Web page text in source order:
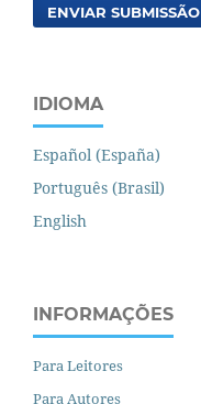
ENVIAR SUBMISSÃO
IDIOMA
Español (España)
Português (Brasil)
English
INFORMAÇÕES
Para Leitores
Para Autores